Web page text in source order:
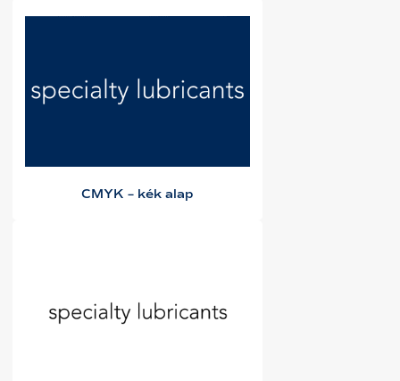
CMYK – kék alap